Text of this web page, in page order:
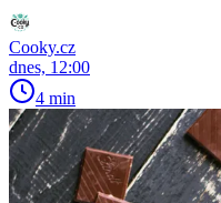
Cooky.cz
dnes, 12:00
4 min